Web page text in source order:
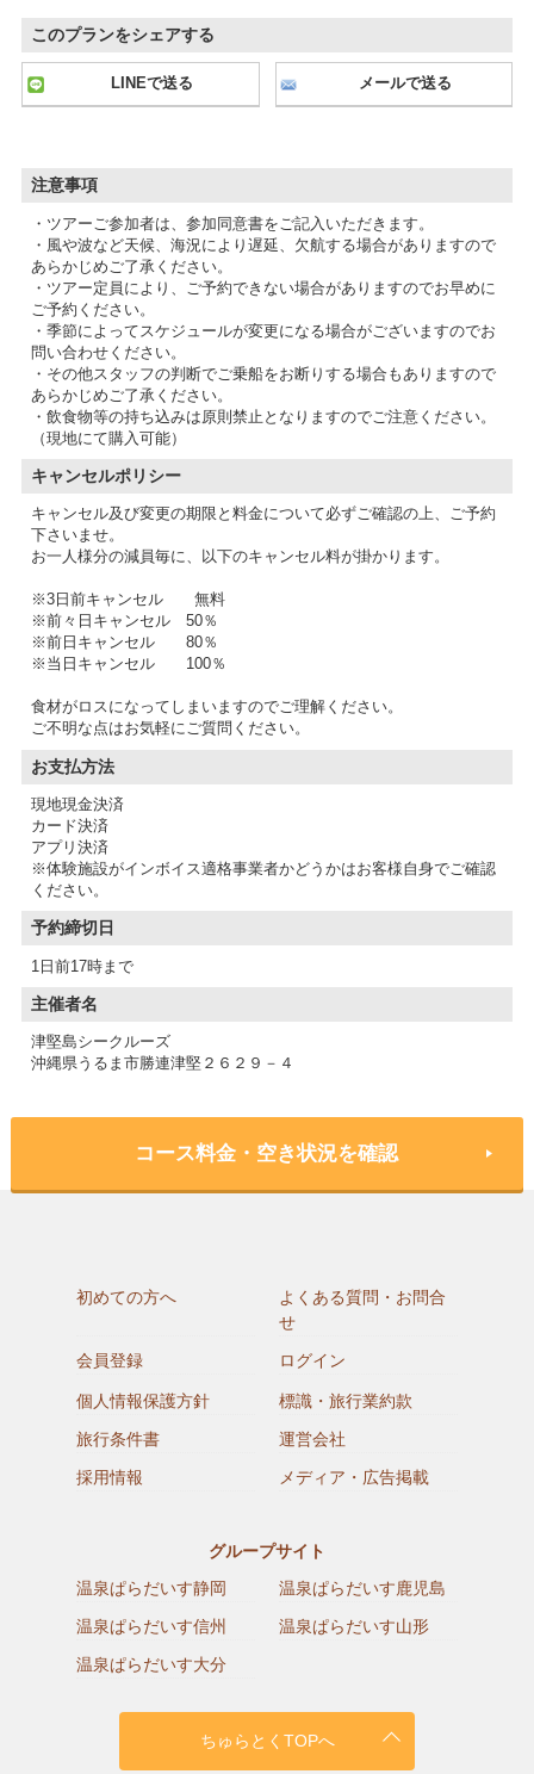
このプランをシェアする
LINEで送る メールで送る
注意事項
・ツアーご参加者は、参加同意書をご記入いただきます。
・風や波など天候、海況により遅延、欠航する場合がありますので
あらかじめご了承ください。
・ツアー定員により、ご予約できない場合がありますのでお早めに
ご予約ください。
・季節によってスケジュールが変更になる場合がございますのでお
問い合わせください。
・その他スタッフの判断でご乗船をお断りする場合もありますので
あらかじめご了承ください。
・飲食物等の持ち込みは原則禁止となりますのでご注意ください。
（現地にて購入可能）
キャンセルポリシー
キャンセル及び変更の期限と料金について必ずご確認の上、ご予約
下さいませ。
お一人様分の減員毎に、以下のキャンセル料が掛かります。
※3日前キャンセル 無料
※前々日キャンセル 50％
※前日キャンセル 80％
※当日キャンセル 100％
食材がロスになってしまいますのでご理解ください。
ご不明な点はお気軽にご質問ください。
お支払方法
現地現金決済
カード決済
アプリ決済
※体験施設がインボイス適格事業者かどうかはお客様自身でご確認
予約締切日
1日前17時まで
主催者名
津堅島シークルーズ
沖縄県うるま市勝連津堅２６２９－４
コース料金・空き状況を確認
初めての方へ
よくある質問・お問合
せ
会員登録
ログイン
個人情報保護方針
標識・旅行業約款
旅行条件書
運営会社
採用情報
メディア・広告掲載
グループサイト
温泉ぱらだいす静岡
温泉ぱらだいす鹿児島
温泉ぱらだいす信州
温泉ぱらだいす山形
温泉ぱらだいす大分
ちゅらとくTOPへ